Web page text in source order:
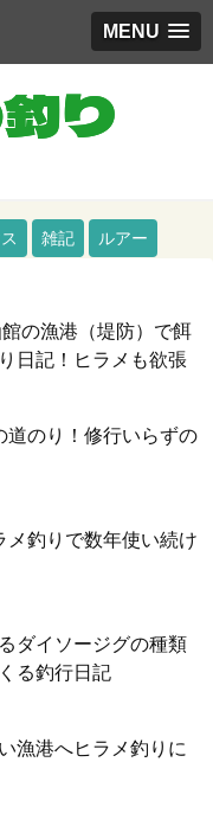
MENU
雑記 ルアー
の漁港（堤防）で餌
日記！ヒラメも欲張
道のり！修行いらずの
メ釣りで数年使い続け
ダイソージグの種類
る釣行日記
漁港へヒラメ釣りに